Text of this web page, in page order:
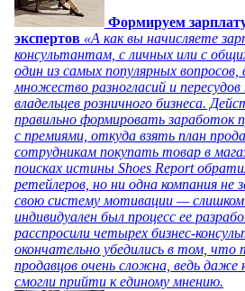
Формируем
экспертов «А как вы начисляете
консультантам, с личных или с
один из самых популярных
множество разногласий и
владельцев розничного бизнеса.
правильно формировать заработок
с премиями, откуда взять план
сотрудникам покупать товар в
поисках истины Shoes Report
ретейлеров, но ни одна компания не
свою систему мотивации —
индивидуален был процесс ее
расспросили четырех бизнес-
окончательно убедились в том,
продавцов очень сложна, ведь даже
смогли прийти к единому мнению.